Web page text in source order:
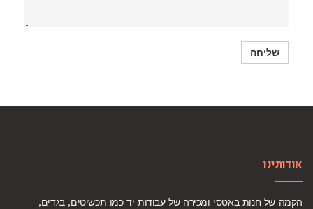
אודותינו
הקמה של חנות באטסי ומכירה של עבודות יד כמו תכשיטים, בגדים,